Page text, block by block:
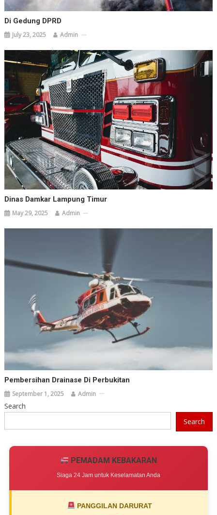
Di Gedung DPRD
July 23, 2025 Admin
Dinas Damkar Lampung Timur
May 29, 2025 Admin
Pembersihan Drainase Di Perbukitan
September 1, 2025 Admin
Search
Search
PEMADAM KEBAKARAN
Siaga 24 Jam untuk Keselamatan Anda
PANGGILAN DARURAT